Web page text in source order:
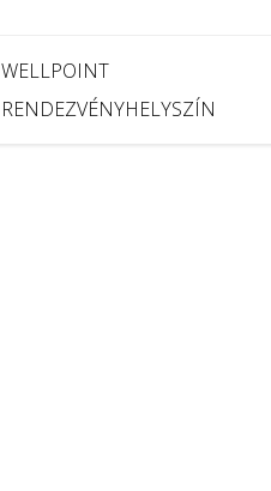
WELLPOINT
RENDEZVÉNYHELYSZÍN